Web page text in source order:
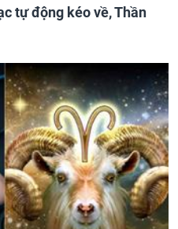
tự động kéo về, Thần